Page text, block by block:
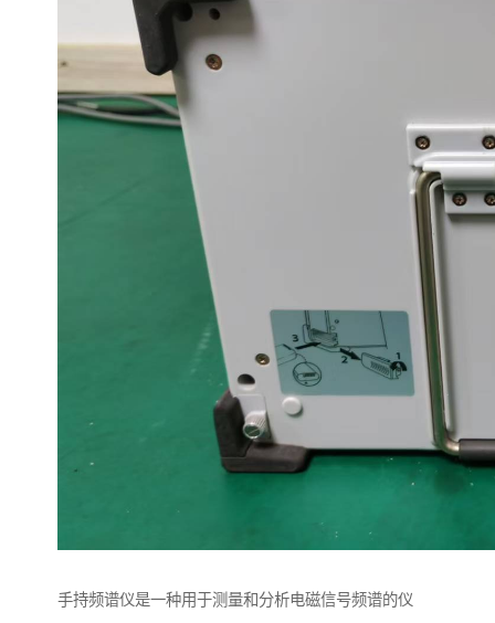
手持频谱仪是一种用于测量和分析电磁信号频谱的仪